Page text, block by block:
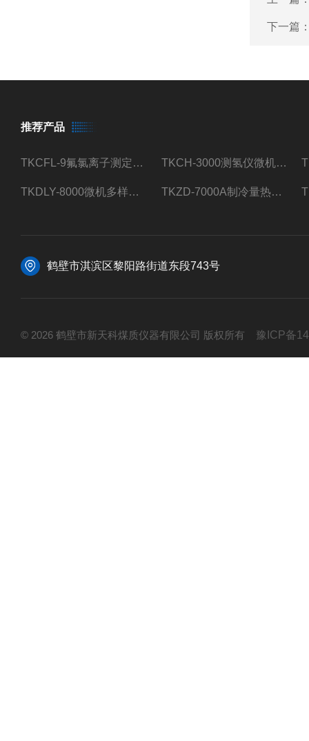
下一篇
推荐产品
TKCFL-9氟氯离子测定仪自动煤质检测 TKCH-3000测氢仪微机氢元素测定煤质检测
TKDLY-8000微机多样测硫仪自动定硫仪化验室硫含量测定 TKZD-7000A制冷量热仪自动升降热值仪煤质检测
鹤壁市淇滨区黎阳路街道东段743号
© 2026 鹤壁市新天科煤质仪器有限公司 版权所有 豫ICP备